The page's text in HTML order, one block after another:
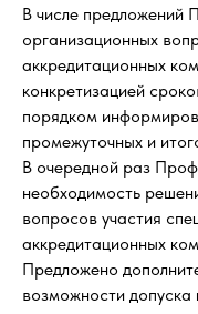
В числе
организационных
аккредитационных
конкретизацией
порядком
промежуточных и
В очередной раз
необходимость
вопросов участия
аккредитационных
Предложено
возможности допуска